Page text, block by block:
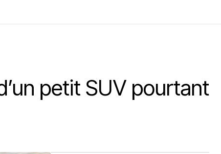
petit SUV pourtant